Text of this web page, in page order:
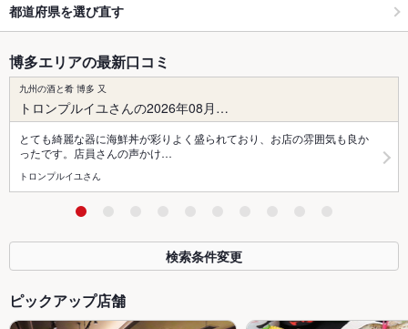
都道府県を選び直す
博多エリアの最新口コミ
九州の酒と肴 博多 又
トロンプルイユさんの2026年08月…
とても綺麗な器に海鮮丼が彩りよく盛られており、お店の雰囲気も良か
ったです。店員さんの声かけ…
トロンプルイユさん
検索条件変更
ピックアップ店舗